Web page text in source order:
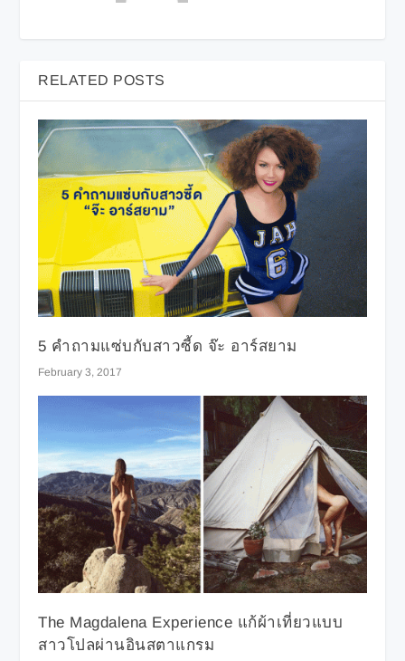
RELATED POSTS
5 คำถามแซ่บกับสาวซี้ด จ๊ะ อาร์สยาม
February 3, 2017
The Magdalena Experience แก้ผ้าเที่ยวแบบ
สาวโปลผ่านอินสตาแกรม